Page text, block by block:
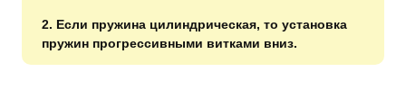
2. Если пружина цилиндрическая, то установка
пружин прогрессивными витками вниз.